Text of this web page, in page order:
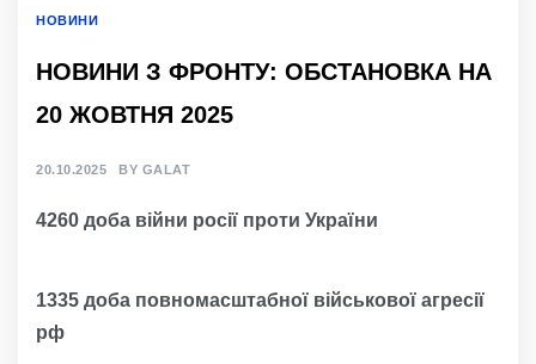
НОВИНИ
НОВИНИ З ФРОНТУ: ОБСТАНОВКА НА
20 ЖОВТНЯ 2025
20.10.2025 BY GALAT
4260 доба війни росії проти України
1335 доба повномасштабної військової агресії
рф